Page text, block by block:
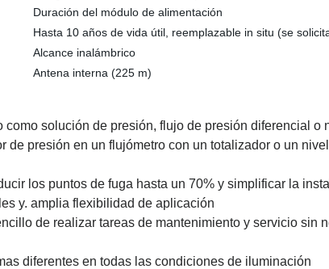
Duración del módulo de alimentación
Hasta 10 años de vida útil, reemplazable in situ (se
Alcance inalámbrico
Antena interna (225 m)
solución de presión, flujo de presión diferencial o
presión en un flujómetro con un totalizador o un
los puntos de fuga hasta un 70% y simplificar la
y. amplia flexibilidad de aplicación
de realizar tareas de mantenimiento y servicio sin
diferentes en todas las condiciones de iluminación